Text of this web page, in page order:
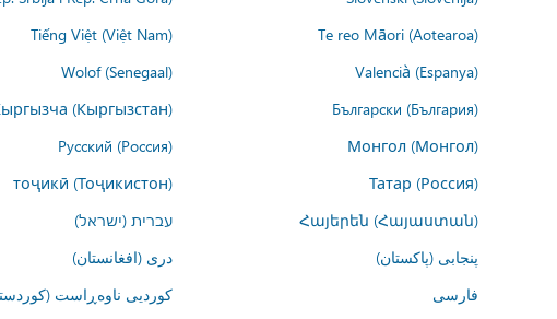
Te reo Māori (Aotearoa)
Tiếng Việt (Việt Nam)
Valencià (Espanya)
Wolof (Senegaal)
Български (България)
(Кыргызстан)
Монгол (Монгол)
Русский (Россия)
Татар (Россия)
тоҷикӣ (Тоҷикистон)
Հայերեն (Հայաստան)
עברית (ישראל)
پنجابی (پاکستان)
درى (افغانستان)
فارسى
کوردیی ناوەڕاست